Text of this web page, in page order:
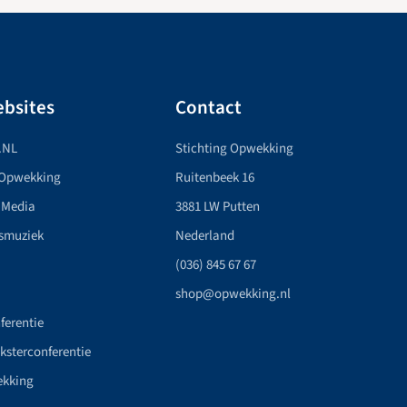
Contact
Stichting Opwekking
Ruitenbeek 16
3881 LW Putten
Nederland
(036) 845 67 67
shop@opwekking.nl